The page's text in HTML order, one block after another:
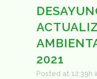
2021
Posted at 12:39h